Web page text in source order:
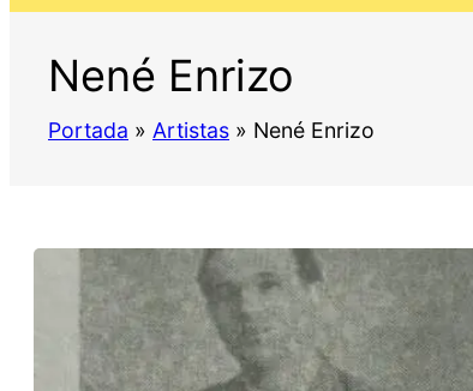
Nené Enrizo
Portada » Artistas » Nené Enrizo